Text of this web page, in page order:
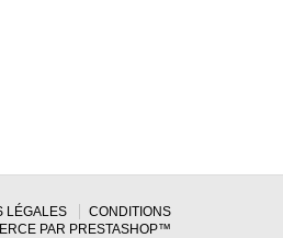
LÉGALES
CONDITIONS
PAR PRESTASHOP™